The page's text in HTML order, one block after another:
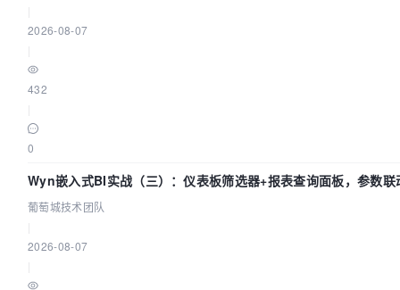
2026-08-07
432
0
Wyn嵌入式BI实战（三）：仪表板筛选器+报表查询面板，参数联
葡萄城技术团队
2026-08-07